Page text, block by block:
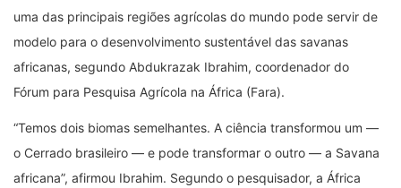
uma das principais regiões agrícolas do mundo pode servir de
modelo para o desenvolvimento sustentável das savanas
africanas, segundo Abdukrazak Ibrahim, coordenador do
Fórum para Pesquisa Agrícola na África (Fara).
“Temos dois biomas semelhantes. A ciência transformou um —
o Cerrado brasileiro — e pode transformar o outro — a Savana
africana”, afirmou Ibrahim. Segundo o pesquisador, a África